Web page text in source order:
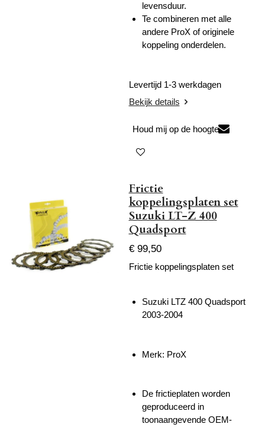
levensduur.
Te combineren met alle
andere ProX of originele
koppeling onderdelen.
Levertijd 1-3 werkdagen
Bekijk details
Houd mij op de hoogte
Frictie
koppelingsplaten set
Suzuki LT-Z 400
Quadsport
€ 99,50
Frictie koppelingsplaten set
Suzuki LTZ 400 Quadsport
2003-2004
Merk: ProX
De frictieplaten worden
geproduceerd in
toonaangevende OEM-